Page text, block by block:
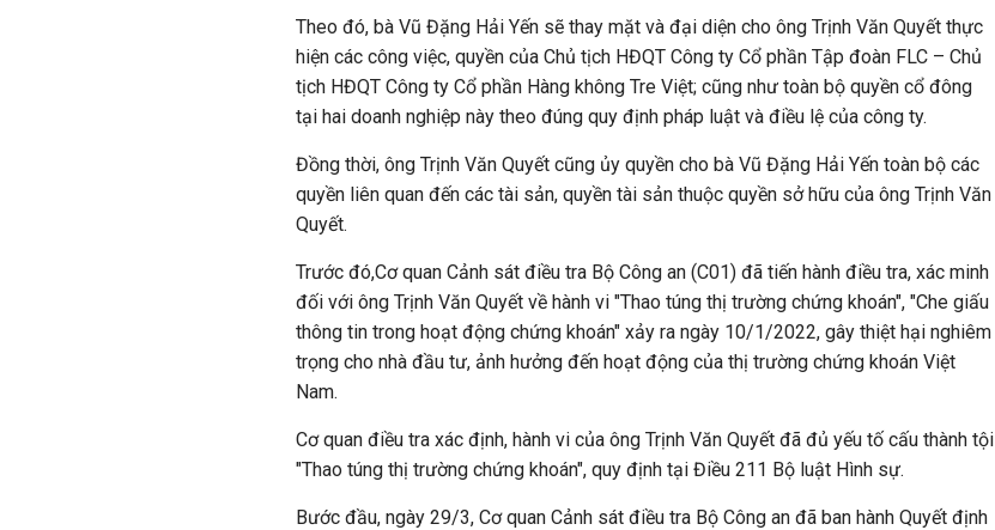
Theo đó, bà Vũ Đặng Hải Yến sẽ thay mặt và đại diện cho ông Trịnh Văn Quyết thực
hiện các công việc, quyền của Chủ tịch HĐQT Công ty Cổ phần Tập đoàn FLC – Chủ
tịch HĐQT Công ty Cổ phần Hàng không Tre Việt; cũng như toàn bộ quyền cổ đông
tại hai doanh nghiệp này theo đúng quy định pháp luật và điều lệ của công ty.
Đồng thời, ông Trịnh Văn Quyết cũng ủy quyền cho bà Vũ Đặng Hải Yến toàn bộ các
quyền liên quan đến các tài sản, quyền tài sản thuộc quyền sở hữu của ông Trịnh Văn
Quyết.
Trước đó,Cơ quan Cảnh sát điều tra Bộ Công an (C01) đã tiến hành điều tra, xác minh
đối với ông Trịnh Văn Quyết về hành vi "Thao túng thị trường chứng khoán", "Che giấu
thông tin trong hoạt động chứng khoán" xảy ra ngày 10/1/2022, gây thiệt hại nghiêm
trọng cho nhà đầu tư, ảnh hưởng đến hoạt động của thị trường chứng khoán Việt
Nam.
Cơ quan điều tra xác định, hành vi của ông Trịnh Văn Quyết đã đủ yếu tố cấu thành tội
"Thao túng thị trường chứng khoán", quy định tại Điều 211 Bộ luật Hình sự.
Bước đầu, ngày 29/3, Cơ quan Cảnh sát điều tra Bộ Công an đã ban hành Quyết định